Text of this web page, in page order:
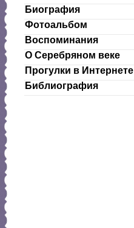
Биография
Фотоальбом
Воспоминания
О Серебряном веке
Прогулки в Интернете
Библиография